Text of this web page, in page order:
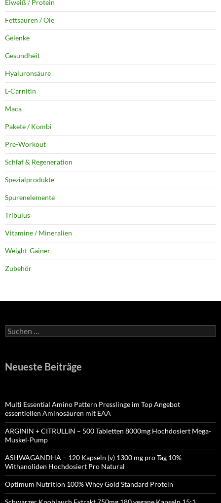
Eiweiß / Protein
Fettsäuren / Öle
Gelenke
Gesundheit
Hyaluronsäure
L-Carnitin
Maca
Pakete / Kombi
Pre-Workout
Schlaf & Regeneration
Spezialprodukte
Spurenelemente
Tribulus
Vitamine / Mineralien
Weight-Gainer
Zubehör
Suchen
nach:
Neueste Beiträge
Multi Essential Amino Pattern Presslinge im Top Angebot
essentiellen Aminosäuren mit EAA
ARGININ + CITRULLIN – 500 Tabletten 8000mg Hochdosiert Mega-
Muskel-Pump
ASHWAGANDHA – 120 Kapseln (v) 1300 mg pro Tag 10%
Withanoliden Hochdosiert Pro Natural
Optimum Nutrition 100% Whey Gold Standard Protein